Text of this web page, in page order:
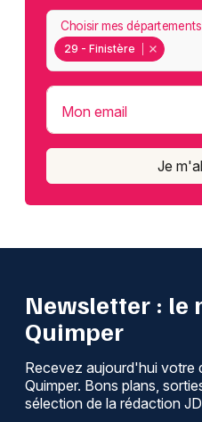
29 - Finistère
Choisir mes départements
Mon email
Je
Newsletter : le
Quimper
Recevez aujourd'hui votre
Quimper. Bons plans,
sélection de la rédaction